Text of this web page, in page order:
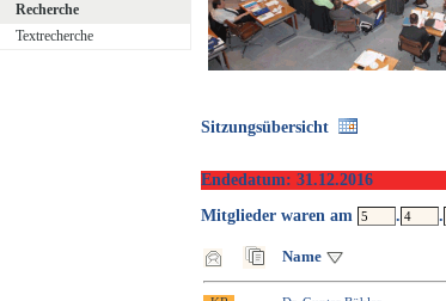
Recherche
Textrecherche
Sitzungsübersicht
Endedatum: 31.12.2016
Mitglieder waren am
. .
Name